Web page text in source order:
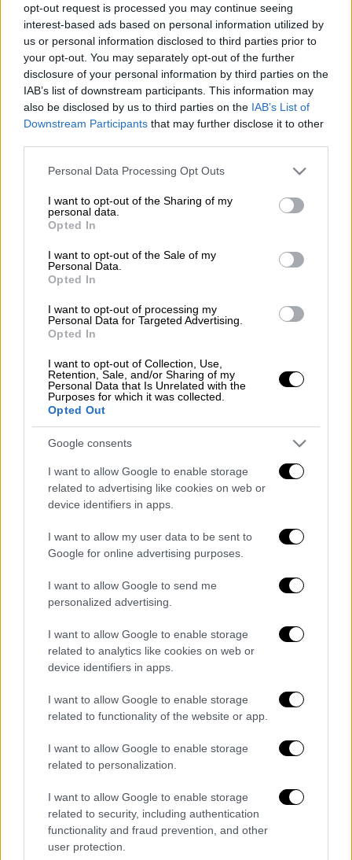
opt-out request is processed you may continue seeing
interest-based ads based on personal information utilized by
us or personal information disclosed to third parties prior to
your opt-out. You may separately opt-out of the further
disclosure of your personal information by third parties on the
IAB’s list of downstream participants. This information may
also be disclosed by us to third parties on the IAB’s List of
Downstream Participants that may further disclose it to other
Please note that this website/app uses one or more Google
not limited to your visit or usage behaviour. You may click to
grant or deny consent to Google and its third-party tags to
use your data for below specified purposes in below Google
consent section.
Personal Data Processing Opt Outs
I want to opt-out of the Sharing of my
personal data.
Opted In
I want to opt-out of the Sale of my
Personal Data.
Opted In
I want to opt-out of processing my
Personal Data for Targeted Advertising.
Opted In
I want to opt-out of Collection, Use,
Retention, Sale, and/or Sharing of my
Personal Data that Is Unrelated with the
Purposes for which it was collected.
Opted Out
Google consents
I want to allow Google to enable storage
related to advertising like cookies on web or
device identifiers in apps.
I want to allow my user data to be sent to
Google for online advertising purposes.
I want to allow Google to send me
personalized advertising.
I want to allow Google to enable storage
related to analytics like cookies on web or
device identifiers in apps.
I want to allow Google to enable storage
related to functionality of the website or app.
I want to allow Google to enable storage
related to personalization.
I want to allow Google to enable storage
related to security, including authentication
functionality and fraud prevention, and other
user protection.
Καταδικάστηκε για συνολικά 159 σεξουαλικά
αδικήματα, συμπεριλαμβανομένων136
βιασμών, με τα θύματά του να είναι
τουλάχιστον 48 άνδρες, τους οποίους
«ψάρευε» έξω από τα κλαμπ
τουΜάντσεστερ και τα πήγαινε σπίτι του.
ΟΡέιναρντ Σινάγκακέρδισε «επάξια» τον
τίτλο του πλέον ειδεχθούς βιαστή στην
ιστορία του Ηνωμένου Βασιλείου,
έχοντας ήδη καταδικαστεί σε 20ετή
φυλάκιση για τα αδικήματά του σε δύο
προηγούμενες δίκες, οι οποίες έλαβαν χώρα
το καλοκαίρι του 2018 και την περασμένη
Σε τέσσερις ξεχωριστές δίκες, ο Ινδονήσιος
απόπειρες βιασμού, 14 απειλές για
σεξουαλική επίθεση και για επίθεση με
διείσδυση κατά 48 θυμάτων. Μετά και την
τελευταία καταδίκη του,ο πατέρας του
36χρονου, Σαϊμπούν Σινάγκα, δήλωσε στο
ότι η ποινή που του επιβλήθηκε από το
δικαστήριο «αρμόζει με τα εγκλήματά
του» και συμπλήρωσε: «Αποδεχόμαστε την
ετυμηγορία. Η τιμωρία του ταιριάζει στα
εγκλήματά του. Δεν θέλω να συζητήσω
Πέρα από τη φρίκη για τα ίδια τα εγκλήματα
του Σινάγκα, εντύπωση προκαλεί και το
γεγονός ότι στη διάρκεια της δίκης ο
36χρονος ήταν ανέκφραστος, φαινόταν να
βαριέται και έπαιζε με τα μαλλιά του, ενώ τα
θύματά του εξιστορούσαν τη φρικτή δράση
του ευχαριστιόνταν ό,τι τους έκανε,
εκπληρώνοντας τη φαντασίωσή τους «να το
παίζουν αναίσθητοι» κατά τη διάρκεια της
πράξης.
Διαβάστε ακόμη